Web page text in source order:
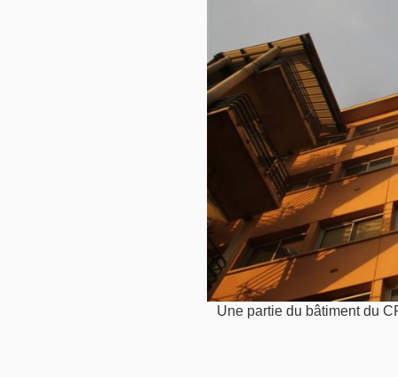
Une partie du bâtiment du